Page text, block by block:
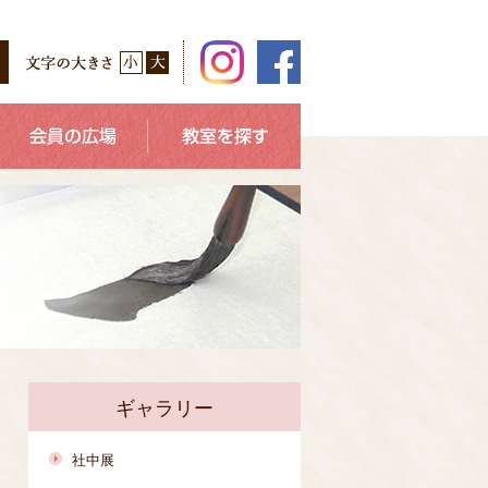
ギャラリー
社中展